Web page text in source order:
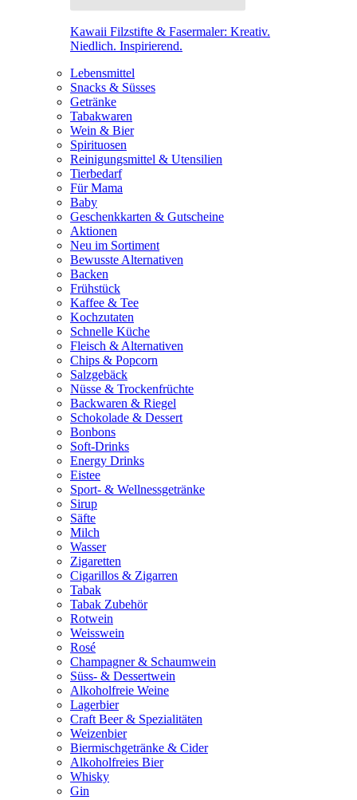
Kawaii Filzstifte & Fasermaler: Kreativ.
Niedlich. Inspirierend.
Lebensmittel
Snacks & Süsses
Getränke
Tabakwaren
Wein & Bier
Spirituosen
Reinigungsmittel & Utensilien
Tierbedarf
Für Mama
Baby
Geschenkkarten & Gutscheine
Aktionen
Neu im Sortiment
Bewusste Alternativen
Backen
Frühstück
Kaffee & Tee
Kochzutaten
Schnelle Küche
Fleisch & Alternativen
Chips & Popcorn
Salzgebäck
Nüsse & Trockenfrüchte
Backwaren & Riegel
Schokolade & Dessert
Bonbons
Soft-Drinks
Energy Drinks
Eistee
Sport- & Wellnessgetränke
Sirup
Säfte
Milch
Wasser
Zigaretten
Cigarillos & Zigarren
Tabak
Tabak Zubehör
Rotwein
Weisswein
Rosé
Champagner & Schaumwein
Süss- & Dessertwein
Alkoholfreie Weine
Lagerbier
Craft Beer & Spezialitäten
Weizenbier
Biermischgetränke & Cider
Alkoholfreies Bier
Whisky
Gin